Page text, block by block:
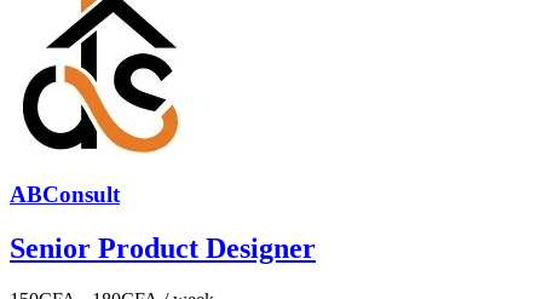
ABConsult
Senior Product Designer